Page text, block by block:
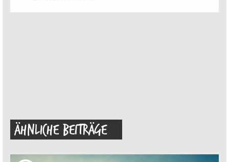
ÄHNLICHE BEITRÄGE